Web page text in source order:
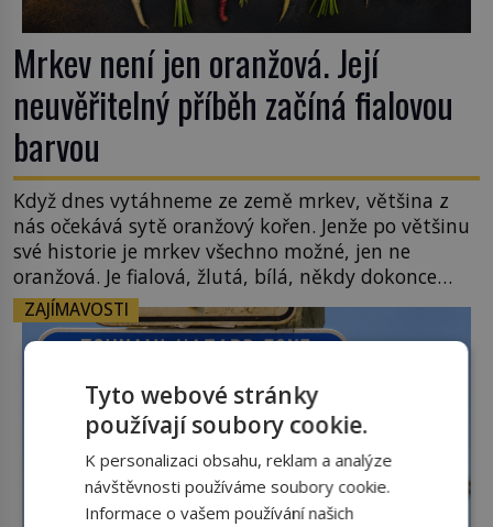
Mrkev není jen oranžová. Její
neuvěřitelný příběh začíná fialovou
barvou
Když dnes vytáhneme ze země mrkev, většina z
nás očekává sytě oranžový kořen. Jenže po většinu
své historie je mrkev všechno možné, jen ne
oranžová. Je fialová, žlutá, bílá, někdy dokonce
téměř černá. Až díky stovkám let pečlivého
šlechtění se z ní stává zelenina, bez které si českou
zahradu ani nedokážeme představit. Její příběh je
ZAJÍMAVOSTI
Tyto webové stránky
používají soubory cookie.
K personalizaci obsahu, reklam a analýze
návštěvnosti používáme soubory cookie.
Informace o vašem používání našich